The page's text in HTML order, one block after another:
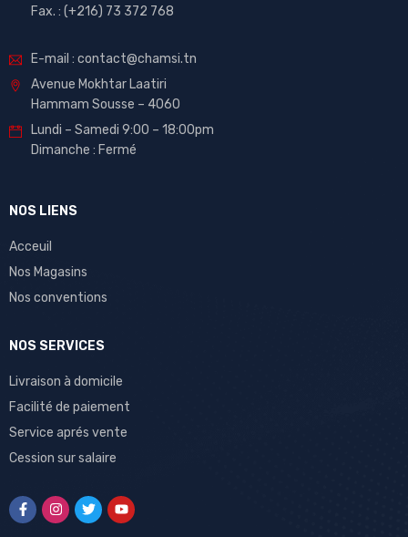
Fax. : (+216) 73 372 768
E-mail : contact@chamsi.tn
Avenue Mokhtar Laatiri
Hammam Sousse – 4060
Lundi – Samedi 9:00 – 18:00pm
Dimanche : Fermé
NOS LIENS
Acceuil
Nos Magasins
Nos conventions
NOS SERVICES
Livraison à domicile
Facilité de paiement
Service aprés vente
Cession sur salaire